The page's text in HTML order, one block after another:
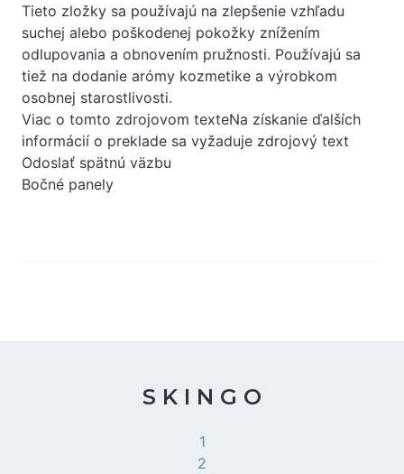
Tieto zložky sa používajú na zlepšenie vzhľadu
suchej alebo poškodenej pokožky znížením
odlupovania a obnovením pružnosti. Používajú sa
tiež na dodanie arómy kozmetike a výrobkom
osobnej starostlivosti.
Viac o tomto zdrojovom texteNa získanie ďalších
informácií o preklade sa vyžaduje zdrojový text
Odoslať spätnú väzbu
Bočné panely
S K I N G O
1
2